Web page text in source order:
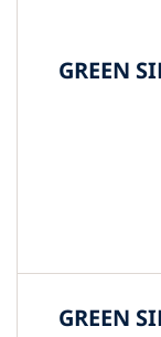
GREEN
GREEN